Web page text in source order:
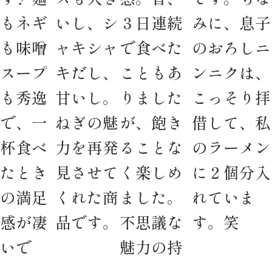
もネギ
も味噌
スープ
も秀逸
で、一
杯食べ
たとき
の満足
感が凄
いで
いし、シ
ャキシャ
キだし、
甘いし。
ねぎの魅
力を再発
見させて
くれた商
品です。
３日連続
で食べた
こともあ
りました
が、飽き
ることな
く楽しめ
ました。
不思議な
魅力の持
みに、息子
のおろしニ
ンニクは、
こっそり拝
借して、私
のラーメン
に２個分入
れていま
す。笑